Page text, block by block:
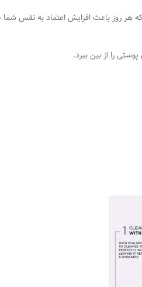
هر روز باعث افزایش اعتماد به نفس
را از بین ببرد.